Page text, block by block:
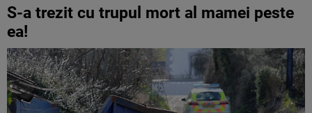
S-a trezit cu trupul mort al mamei peste
ea!